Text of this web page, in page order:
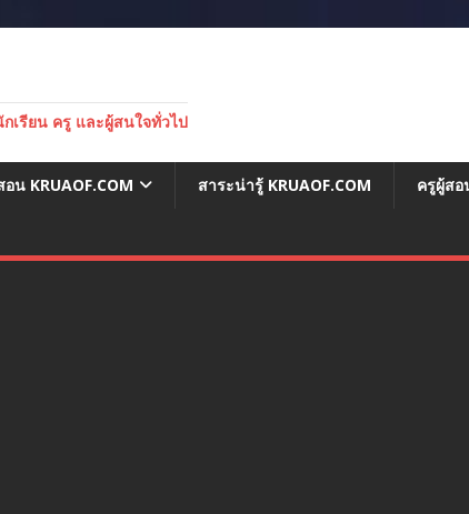
เรียน ครู และผู้สนใจทั่วไป
น KRUAOF.COM สาระน่ารู้ KRUAOF.COM ครูผู้สอ